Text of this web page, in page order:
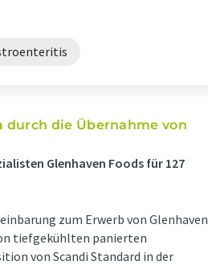
durch die Übernahme von
Glenhaven Foods für 127
zum Erwerb von Glenhaven
tiefgekühlten panierten
von Scandi Standard in der